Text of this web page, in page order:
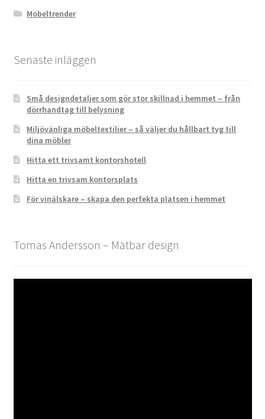
Möbeltrender
Senaste inläggen
Små designdetaljer som gör stor skillnad i hemmet – från
dörrhandtag till belysning
Miljövänliga möbeltextilier – så väljer du hållbart tyg till
dina möbler
Hitta ett trivsamt kontorshotell
Hitta en trivsam kontorsplats
För vinälskare – skapa den perfekta platsen i hemmet
Tomas Andersson – Mätbar design